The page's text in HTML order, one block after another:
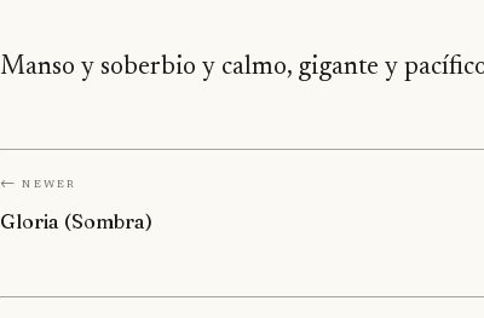
Manso y soberbio y calmo, gigante y
← Newer
Gloria (Sombra)